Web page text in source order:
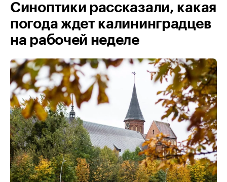
Синоптики рассказали, какая
погода ждет калининградцев
на рабочей неделе